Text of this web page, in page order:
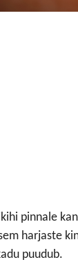
pinnale
harjaste
puudub.